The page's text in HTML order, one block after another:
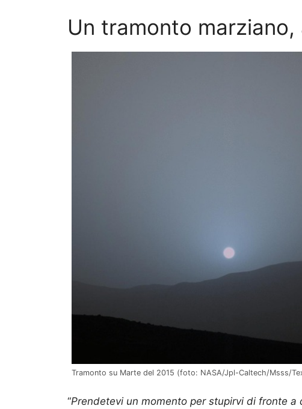
Un tramonto marziano,
Tramonto su Marte del 2015 (foto: NASA/Jpl-Caltech/Msss/
“Prendetevi un momento per stupirvi di fronte